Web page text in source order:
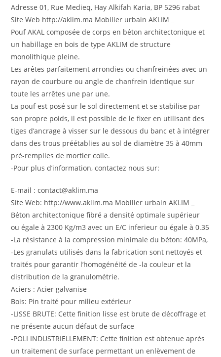
Adresse 01, Rue Medieq, Hay Alkifah Karia, BP 5296 rabat
Site Web http://aklim.ma Mobilier urbain AKLIM _
Pouf AKAL composée de corps en béton architectonique et
un habillage en bois de type AKLIM de structure
monolithique pleine.
Les arêtes parfaitement arrondies ou chanfreinées avec un
rayon de courbure ou angle de chanfrein identique sur
toute les arrêtes une par une.
La pouf est posé sur le sol directement et se stabilise par
son propre poids, il est possible de le fixer en utilisant des
tiges d’ancrage à visser sur le dessous du banc et à intégrer
dans des trous préétablies au sol de diamètre 35 à 40mm
pré-remplies de mortier colle.
-Pour plus d’information, contactez nous sur:
E-mail : contact@aklim.ma
Site Web: http://www.aklim.ma Mobilier urbain AKLIM _
Béton architectonique fibré a densité optimale supérieur
ou égale à 2300 Kg/m3 avec un E/C inferieur ou égale à 0.35
-La résistance à la compression minimale du béton: 40MPa,
-Les granulats utilisés dans la fabrication sont nettoyés et
traités pour garantir l’homogénéité de -la couleur et la
distribution de la granulométrie.
Aciers : Acier galvanise
Bois: Pin traité pour milieu extérieur
-LISSE BRUTE: Cette finition lisse est brute de décoffrage et
ne présente aucun défaut de surface
-POLI INDUSTRIELLEMENT: Cette finition est obtenue après
un traitement de surface permettant un enlèvement de